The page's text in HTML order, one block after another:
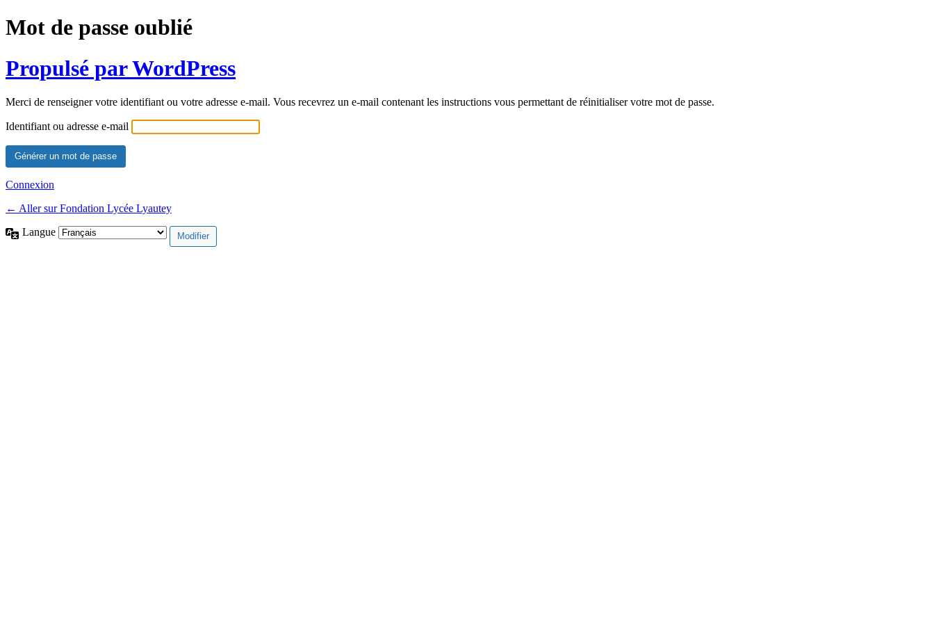
Mot de passe oublié
Propulsé par WordPress
Merci de renseigner votre identifiant ou votre adresse e-mail. Vous recevrez un e-mail contenant les instructions vous permettant de réinitialiser votre mot de passe.
Identifiant ou adresse e-mail
Connexion
← Aller sur Fondation Lycée Lyautey
Langue